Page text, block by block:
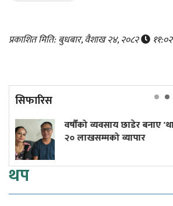
प्रकाशित मिति: बुधबार, वैशाख २४, २०८२ ११:०२
सिफारिस
व्यवसाय छाडेर बनाए 'थारू किचेन', मासिक
व्यापार
थप